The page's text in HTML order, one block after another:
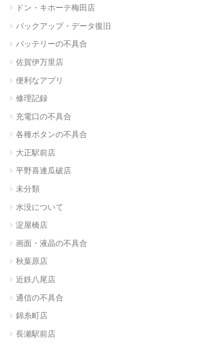
ドン・キホーテ梅田店
バックアップ・データ復旧
バッテリーの不具合
佐賀伊万里店
便利なアプリ
修理記録
充電口の不具合
各種ボタンの不具合
大正駅前店
平野喜連瓜破店
未分類
水没について
淀屋橋店
画面・液晶の不具合
秋葉原店
近鉄八尾店
通信の不具合
錦糸町店
長瀬駅前店